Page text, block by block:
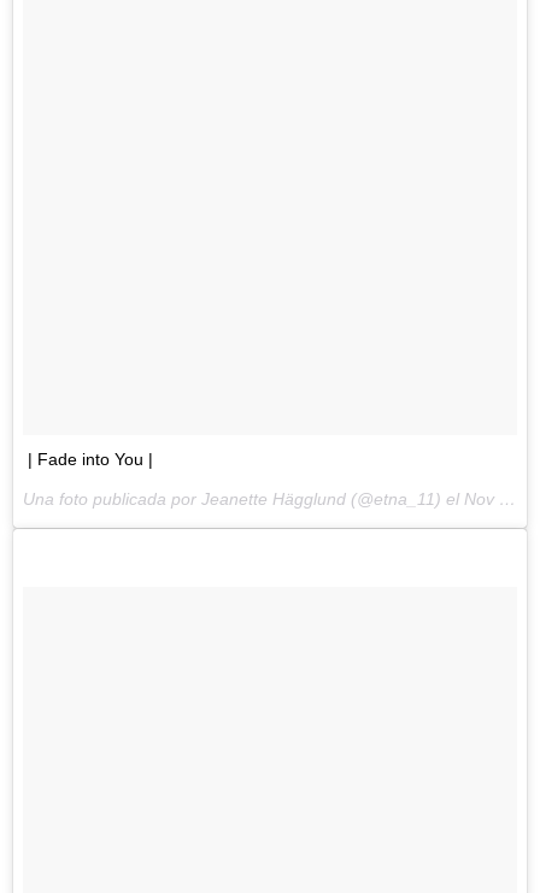
| Fade into You |
Una foto publicada por Jeanette Hägglund (@etna_11) el Nov 11, 2014 at 4:28 PST